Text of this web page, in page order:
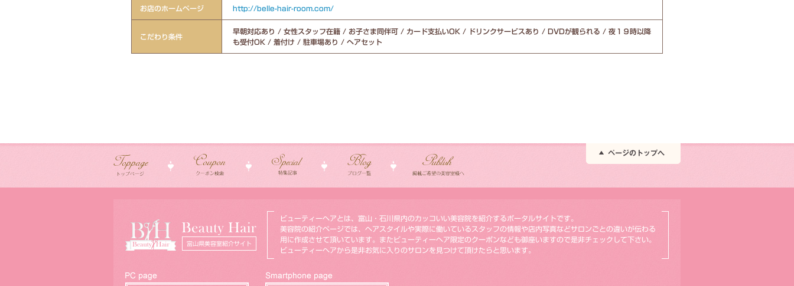
お店のホームページ http://belle-hair-room.com/
こだわり条件
早朝対応あり / 女性スタッフ在籍 / お子さま同伴可 / カード支払いOK / ドリンクサービスあり / DVDが観られる / 夜１９時以降
も受付OK / 着付け / 駐車場あり / ヘアセット
ビューティーヘアとは、富山・石川県内のカッコいい美容院を紹介するポータルサイトです。
美容院の紹介ページでは、ヘアスタイルや実際に働いているスタッフの情報や店内写真などサロンごとの違いが伝わる
用に作成させて頂いています。またビューティーヘア限定のクーポンなども御座いますので是非チェックして下さい。
ビューティーヘアから是非お気に入りのサロンを見つけて頂けたらと思います。